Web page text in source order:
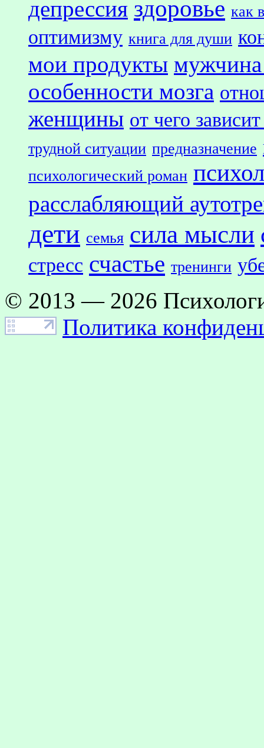
депрессия здоровье как
оптимизму книга для души
мои продукты
особенности мозга
женщины от чего
трудной ситуации предназначение
психологический роман
расслабляющий
дети семья сила мысли
стресс счастье тренинги
© 2013 — 2026
Политика